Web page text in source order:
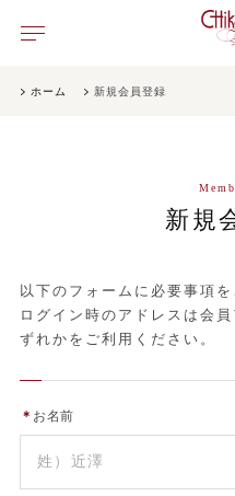
ホーム 新規会員登録
新規
以下のフォームに必要事項を
ログイン時のアドレスは会
ずれかをご利用ください。
＊ お名前